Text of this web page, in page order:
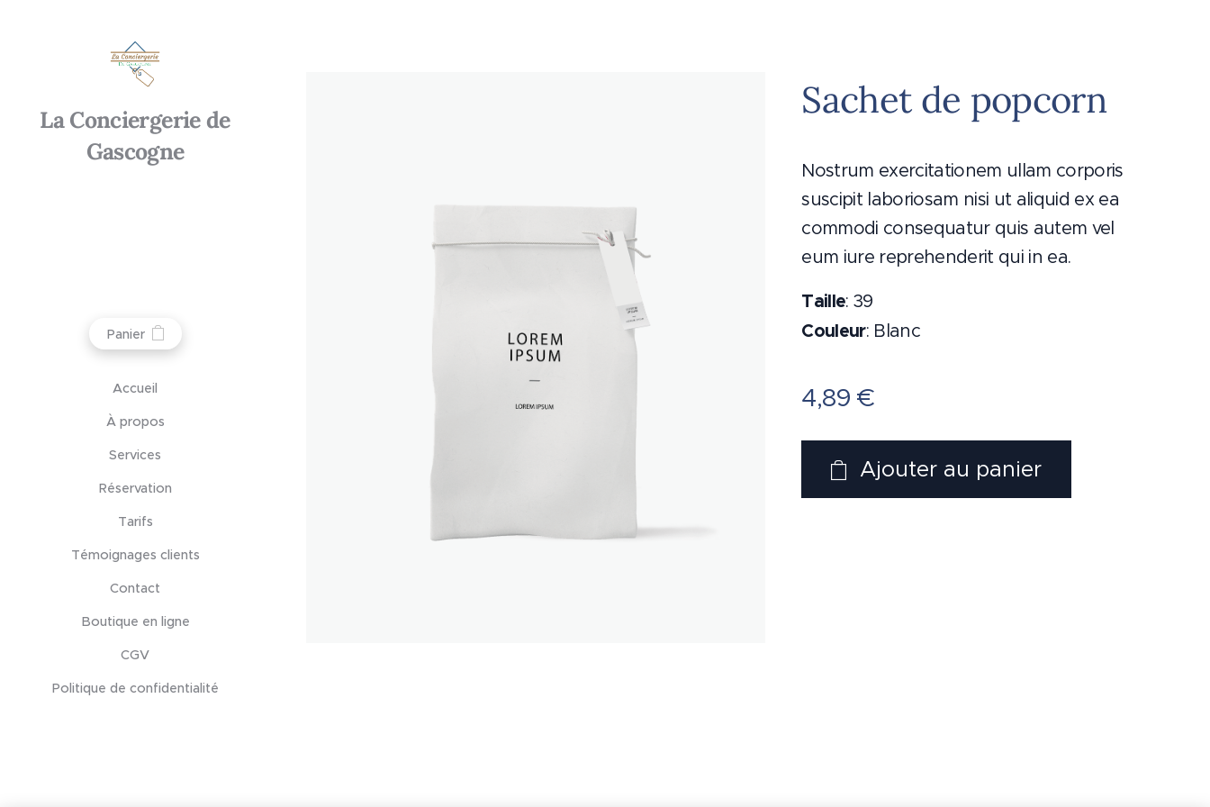
La Conciergerie de
Gascogne
Panier
Accueil
À propos
Services
Réservation
Tarifs
Témoignages clients
Contact
Boutique en ligne
CGV
Politique de confidentialité
Sachet de popcorn
Nostrum exercitationem ullam corporis
suscipit laboriosam nisi ut aliquid ex ea
commodi consequatur quis autem vel
eum iure reprehenderit qui in ea.
Taille: 39
Couleur: Blanc
4,89 €
Ajouter au panier